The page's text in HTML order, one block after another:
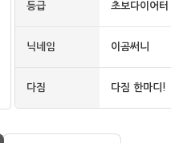
등급 초보다이어터
닉네임 이곰써니
다짐 다짐 한마디!